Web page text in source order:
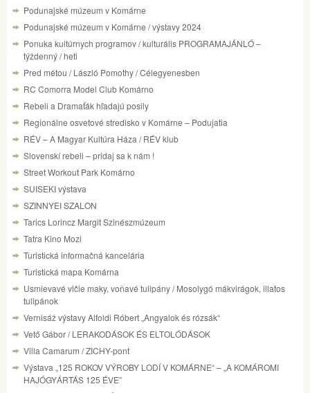
Podunajské múzeum v Komárne
Podunajské múzeum v Komárne / výstavy 2024
Ponuka kultúrnych programov / kulturális PROGRAMAJÁNLÓ –
týždenný / heti
Pred métou / László Pomothy / Célegyenesben
RC Comorra Model Club Komárno
Rebeli a Dramaťák hľadajú posily
Regionálne osvetové stredisko v Komárne – Podujatia
RÉV – A Magyar Kultúra Háza / RÉV klub
Slovenskí rebeli – pridaj sa k nám !
Street Workout Park Komárno
SUISEKI výstava
SZINNYEI SZALON
Tarics Lorincz Margit Szinészmúzeum
Tatra Kino Mozi
Turistická informačná kancelária
Turistická mapa Komárna
Usmievavé vlčie maky, voňavé tulipány / Mosolygó mákvirágok, illatos
tulipánok
Vernisáž výstavy Alfoldi Róbert „Angyalok és rózsák“
Vető Gábor / LERAKODÁSOK ÉS ELTOLÓDÁSOK
Villa Camarum / ZICHY-pont
Výstava „125 ROKOV VÝROBY LODÍ V KOMÁRNE“ – „A KOMÁROMI
HAJÓGYÁRTÁS 125 ÉVE”